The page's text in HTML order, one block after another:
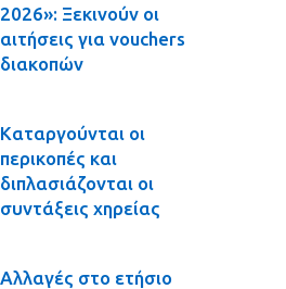
2026»: Ξεκινούν οι
αιτήσεις για vouchers
διακοπών
Καταργούνται οι
περικοπές και
διπλασιάζονται οι
συντάξεις χηρείας
Αλλαγές στο ετήσιο